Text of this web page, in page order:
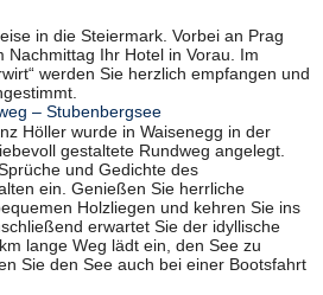
in die Steiermark. Vorbei an Prag
Nachmittag Ihr Hotel in Vorau. Im
werden Sie herzlich empfangen und
– Stubenbergsee
Höller wurde in Waisenegg in der
gestaltete Rundweg angelegt.
und Gedichte des
ein. Genießen Sie herrliche
Holzliegen und kehren Sie ins
erwartet Sie der idyllische
lange Weg lädt ein, den See zu
Sie den See auch bei einer Bootsfahrt